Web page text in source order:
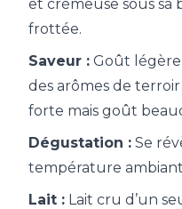
et crémeuse sous
frottée.
Saveur : Goût
des arômes de
forte mais goût
Dégustation : Se
température
Lait : Lait cru d’un